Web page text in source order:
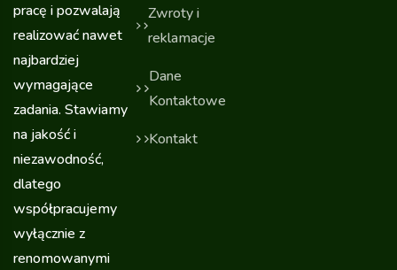
pracę i pozwalają
realizować nawet
najbardziej
wymagające
zadania. Stawiamy
na jakość i
niezawodność,
dlatego
współpracujemy
wyłącznie z
renomowanymi
Zwroty i
reklamacje
Dane
Kontaktowe
Kontakt